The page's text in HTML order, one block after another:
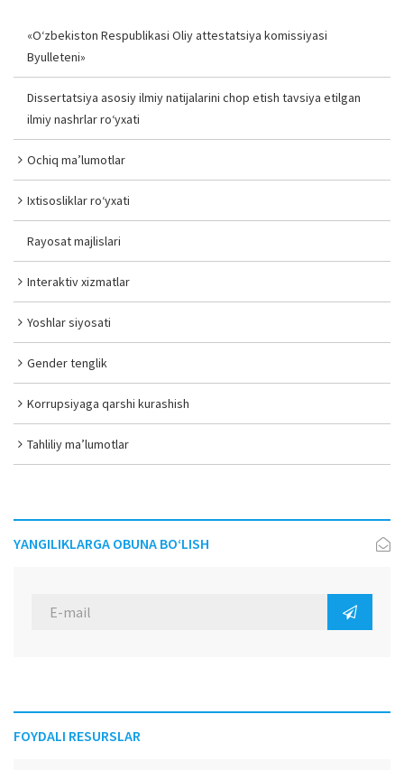
«O‘zbekiston Respublikasi Oliy attestatsiya komissiyasi
Byulleteni»
Dissertatsiya asosiy ilmiy natijalarini chop etish tavsiya etilgan
ilmiy nashrlar ro‘yxati
Ochiq ma’lumotlar
Ixtisosliklar ro‘yxati
Rayosat majlislari
Interaktiv xizmatlar
Yoshlar siyosati
Gender tenglik
Korrupsiyaga qarshi kurashish
Tahliliy ma’lumotlar
YANGILIKLARGA OBUNA BO‘LISH
FOYDALI RESURSLAR